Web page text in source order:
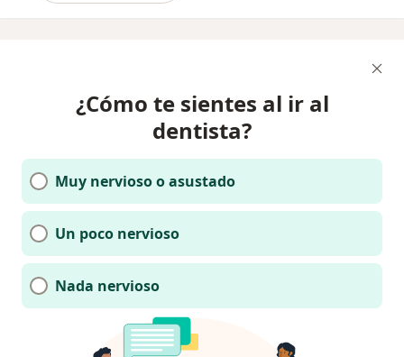
¿Cómo te sientes al ir al
dentista?
Muy nervioso o asustado
Un poco nervioso
Nada nervioso